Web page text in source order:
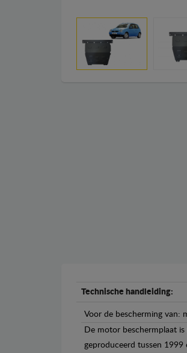
Technische handleiding:
Voor de bescherming van:
De motor beschermplaat
geproduceerd tussen 1999